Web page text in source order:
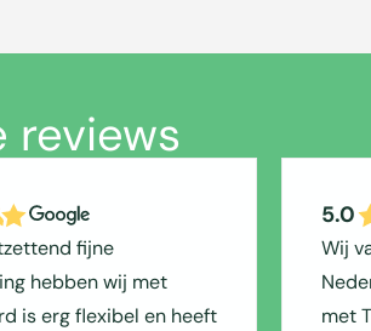
reviews
fijne
hebben wij met
is erg flexibel en heeft
5.0
Wij
met